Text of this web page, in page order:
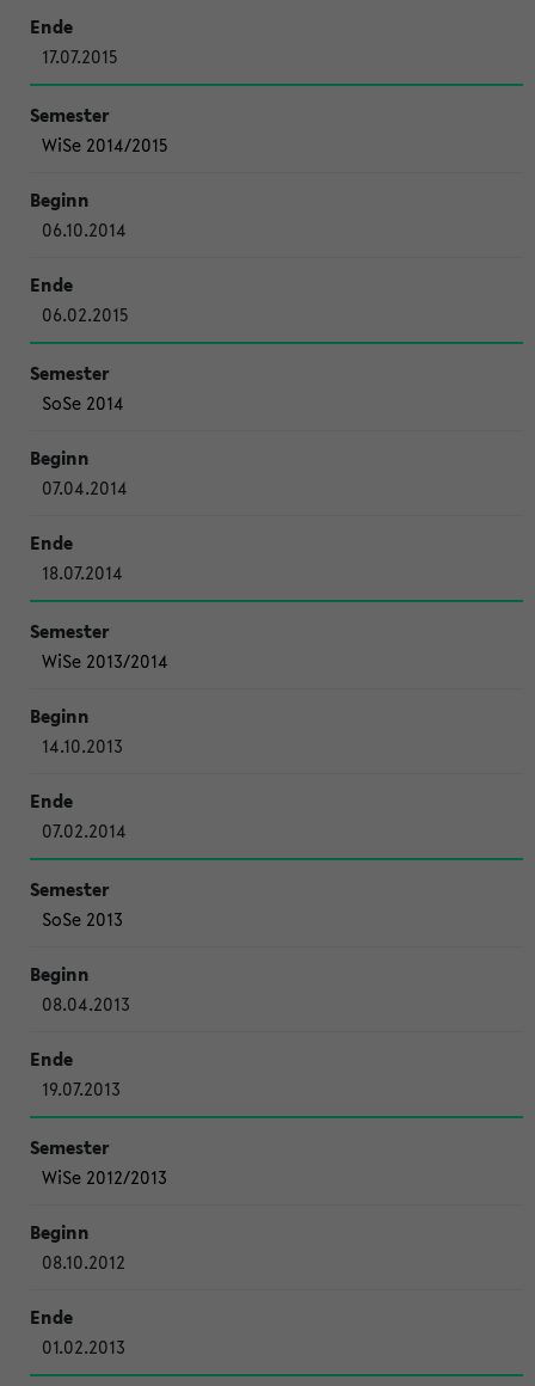
17.07.2015
WiSe 2014/2015
06.10.2014
06.02.2015
SoSe 2014
07.04.2014
18.07.2014
WiSe 2013/2014
14.10.2013
07.02.2014
SoSe 2013
08.04.2013
19.07.2013
WiSe 2012/2013
08.10.2012
01.02.2013